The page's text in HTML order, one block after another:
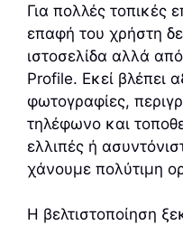
Για πολλές τοπικές
επαφή του χρήστη
ιστοσελίδα αλλά
Profile. Εκεί βλέπει
φωτογραφίες,
τηλέφωνο και
ελλιπές ή
χάνουμε πολύτιμη
Η βελτιστοποίηση